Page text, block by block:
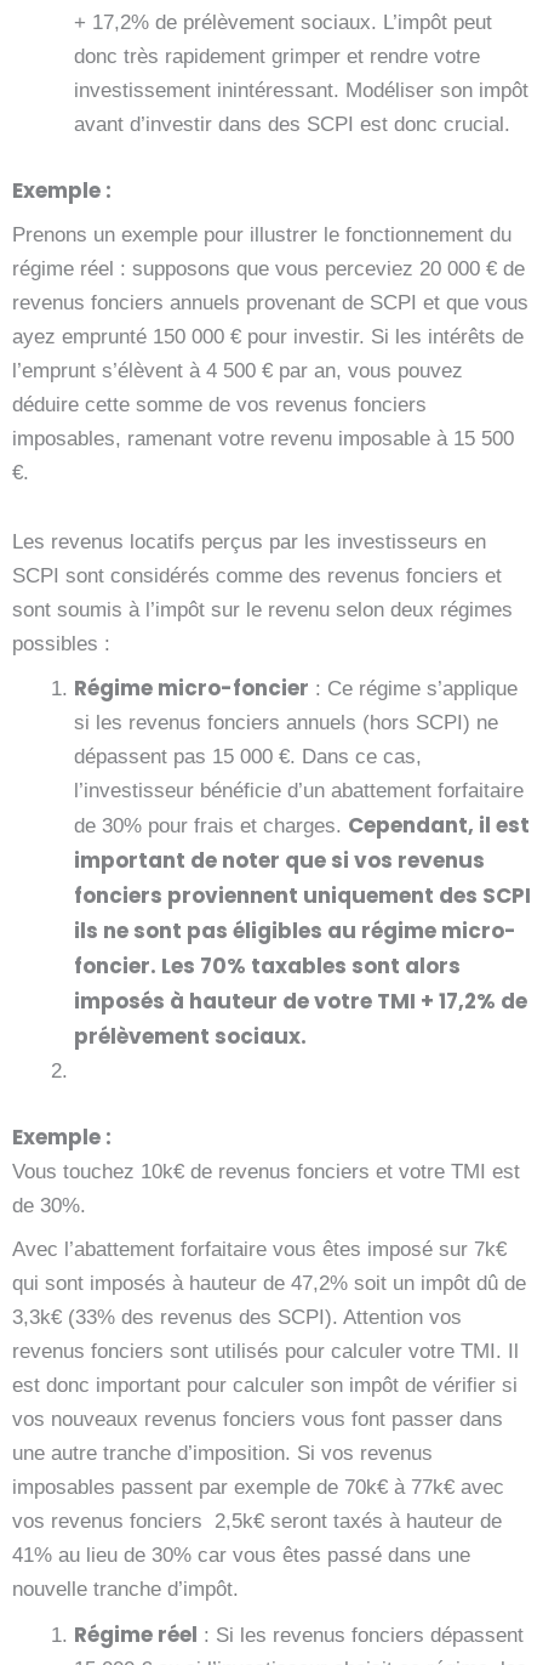
+ 17,2% de prélèvement sociaux. L’impôt peut
donc très rapidement grimper et rendre votre
investissement inintéressant. Modéliser son impôt
avant d’investir dans des SCPI est donc crucial.
Exemple :
Prenons un exemple pour illustrer le fonctionnement du
régime réel : supposons que vous perceviez 20 000 € de
revenus fonciers annuels provenant de SCPI et que vous
ayez emprunté 150 000 € pour investir. Si les intérêts de
l’emprunt s’élèvent à 4 500 € par an, vous pouvez
déduire cette somme de vos revenus fonciers
imposables, ramenant votre revenu imposable à 15 500
€.
Les revenus locatifs perçus par les investisseurs en
SCPI sont considérés comme des revenus fonciers et
sont soumis à l’impôt sur le revenu selon deux régimes
possibles :
Régime micro-foncier : Ce régime s’applique
si les revenus fonciers annuels (hors SCPI) ne
dépassent pas 15 000 €. Dans ce cas,
l’investisseur bénéficie d’un abattement forfaitaire
de 30% pour frais et charges. Cependant, il est
important de noter que si vos revenus
fonciers proviennent uniquement des SCPI
ils ne sont pas éligibles au régime micro-
foncier. Les 70% taxables sont alors
imposés à hauteur de votre TMI + 17,2% de
prélèvement sociaux.
Exemple :
Vous touchez 10k€ de revenus fonciers et votre TMI est
de 30%.
Avec l’abattement forfaitaire vous êtes imposé sur 7k€
qui sont imposés à hauteur de 47,2% soit un impôt dû de
3,3k€ (33% des revenus des SCPI). Attention vos
revenus fonciers sont utilisés pour calculer votre TMI. Il
est donc important pour calculer son impôt de vérifier si
vos nouveaux revenus fonciers vous font passer dans
une autre tranche d’imposition. Si vos revenus
imposables passent par exemple de 70k€ à 77k€ avec
vos revenus fonciers 2,5k€ seront taxés à hauteur de
41% au lieu de 30% car vous êtes passé dans une
nouvelle tranche d’impôt.
Régime réel : Si les revenus fonciers dépassent